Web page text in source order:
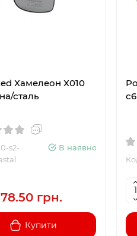
Хамелеон Х010
сталь
s2-
В наявності
грн.
Купити
с6